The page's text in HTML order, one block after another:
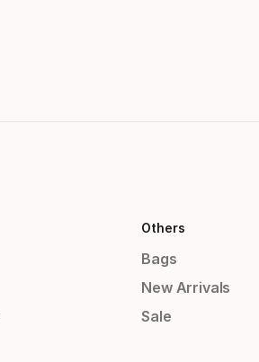
Others
Bags
New Arrivals
Sale